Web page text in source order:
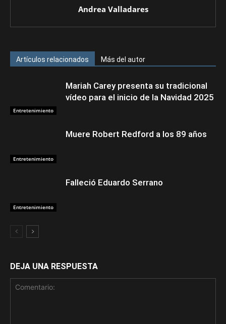
Andrea Valladares
Artículos relacionados Más del autor
Entretenimiento
Mariah Carey presenta su tradicional
vídeo para el inicio de la Navidad 2025
Entretenimiento
Muere Robert Redford a los 89 años
Entretenimiento
Falleció Eduardo Serrano
DEJA UNA RESPUESTA